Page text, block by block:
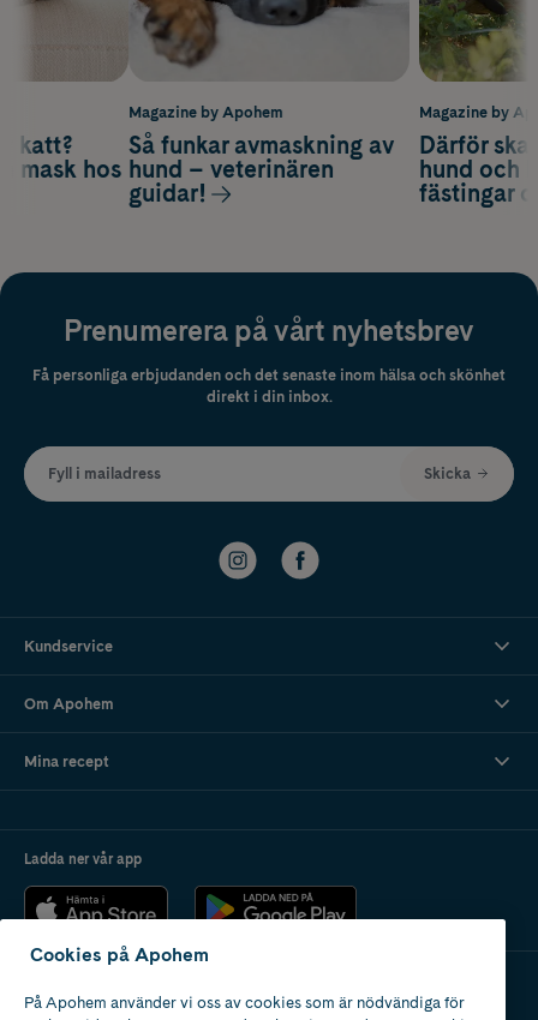
Magazine by
Därför
hund och
fästingar
katt?
mask hos
Magazine by Apohem
Så funkar avmaskning av
hund – veterinären
guidar!
Prenumerera på vårt nyhetsbrev
Få personliga erbjudanden och det senaste inom hälsa och skönhet
direkt i din inbox.
Fyll i mailadress Skicka
Kundservice
Om Apohem
Mina recept
Ladda ner vår app
Apotek med tillstånd
Cookies på Apohem
På Apohem använder vi oss av cookies som är nödvändiga för